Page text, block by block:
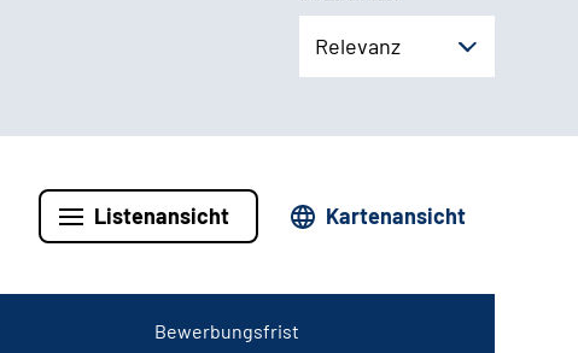
Relevanz
Listenansicht Kartenansicht
Bewerbungsfrist